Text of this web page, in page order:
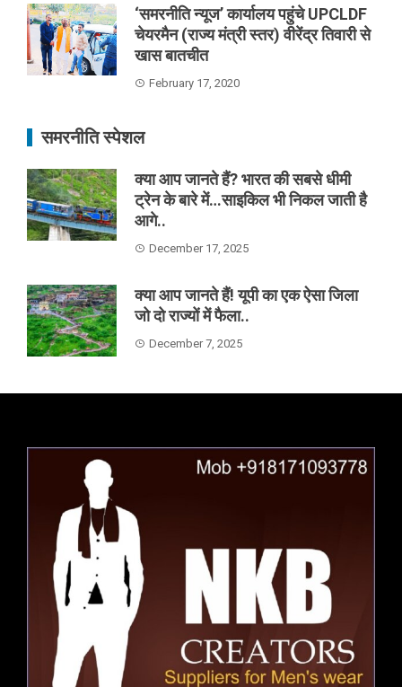
‘समरनीति न्यूज’ कार्यालय पहुंचे UPCLDF
चेयरमैन (राज्य मंत्री स्तर) वीरेंद्र तिवारी से
खास बातचीत
February 17, 2020
समरनीति स्पेशल
क्या आप जानते हैं? भारत की सबसे धीमी
ट्रेन के बारे में…साइकिल भी निकल जाती है
आगे..
December 17, 2025
क्या आप जानते हैं! यूपी का एक ऐसा जिला
जो दो राज्यों में फैला..
December 7, 2025